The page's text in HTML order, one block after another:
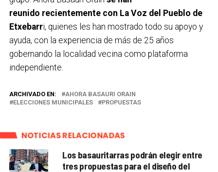
reunido recientemente con La Voz del Pueblo de
Etxebarri, quienes les han mostrado todo su apoyo y
ayuda, con la experiencia de más de 25 años
gobernando la localidad vecina como plataforma
independiente.
ARCHIVADO EN:
AHORA BASAURI ORAIN
ELECCIONES MUNICIPALES
PROPUESTAS
NOTICIAS RELACIONADAS
Los basauritarras podrán elegir entre
tres propuestas para el diseño del